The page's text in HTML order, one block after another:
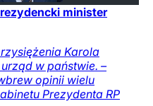
minister
Karola
w państwie. –
opinii wielu
Prezydenta RP